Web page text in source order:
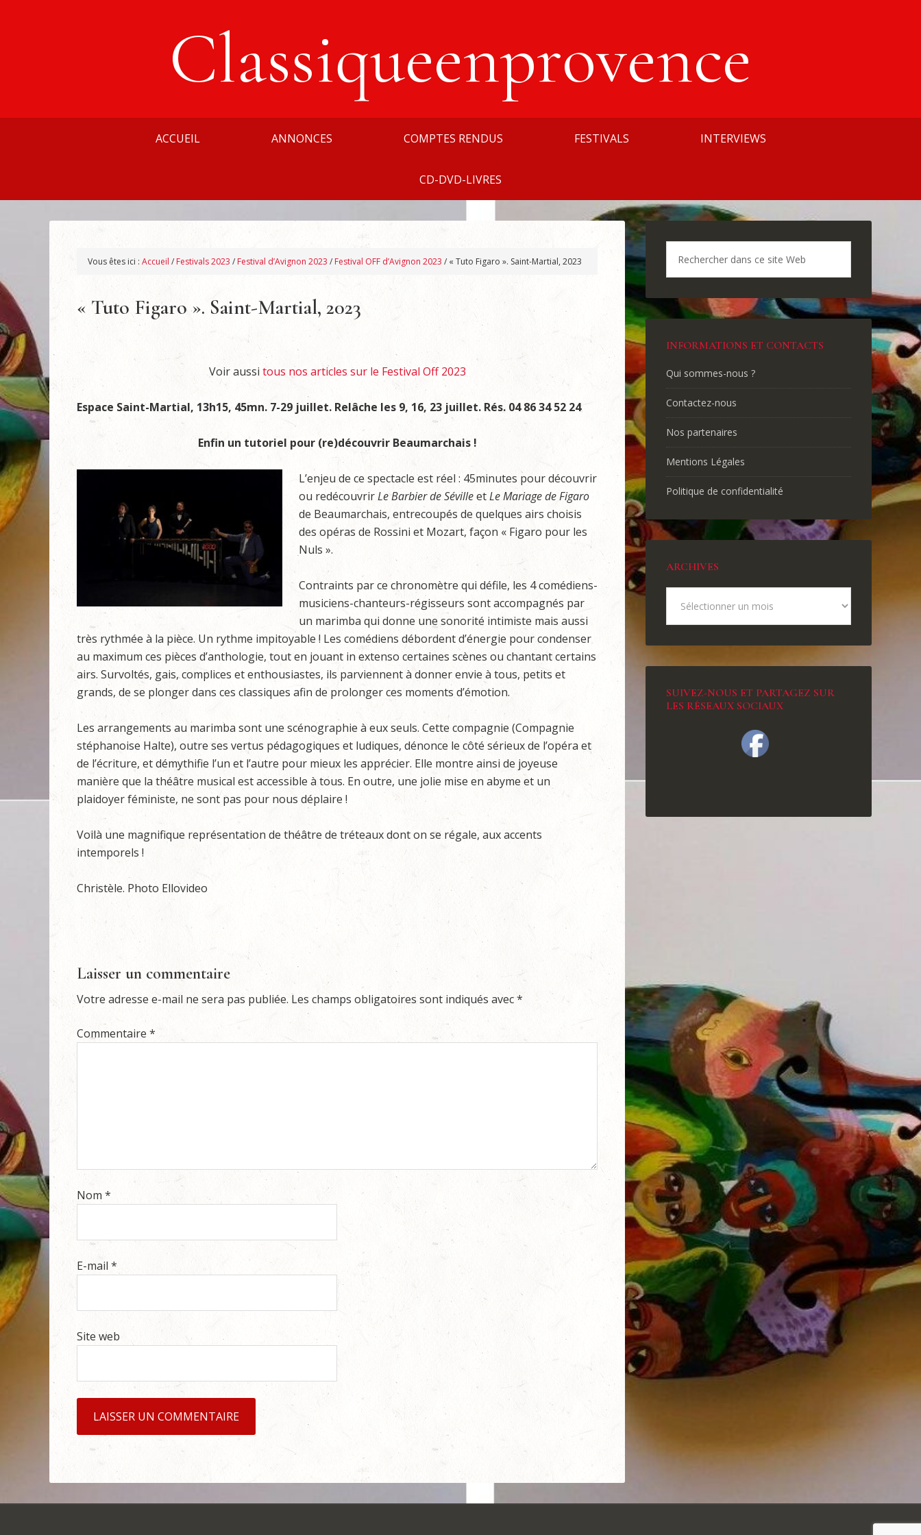
Classiqueenprovence
ACCUEIL ANNONCES COMPTES RENDUS FESTIVALS INTERVIEWS
CD-DVD-LIVRES
Vous êtes ici : Accueil / Festivals 2023 / Festival d’Avignon 2023 / Festival OFF d’Avignon 2023 / « Tuto Figaro ». Saint-Martial, 2023
« Tuto Figaro ». Saint-Martial, 2023
Voir aussi tous nos articles sur le Festival Off 2023
Espace Saint-Martial, 13h15, 45mn. 7-29 juillet. Relâche les 9, 16, 23 juillet. Rés. 04 86 34 52 24
Enfin un tutoriel pour (re)découvrir Beaumarchais !
L’enjeu de ce spectacle est réel : 45minutes pour découvrir
ou redécouvrirLe Barbier de SévilleetLe Mariage de Figaro
de Beaumarchais, entrecoupés de quelques airs choisis
des opéras de Rossini et Mozart, façon « Figaro pour les
Nuls ».
Contraints par ce chronomètre qui défile, les 4 comédiens-
musiciens-chanteurs-régisseurs sont accompagnés par
un marimba qui donne une sonorité intimiste mais aussi
très rythmée à la pièce. Un rythme impitoyable ! Les comédiens débordent d’énergie pour condenser
au maximum ces pièces d’anthologie, tout en jouant in extenso certaines scènes ou chantant certains
airs. Survoltés, gais, complices et enthousiastes, ils parviennent à donner envie à tous, petits et
grands, de se plonger dans ces classiques afin de prolonger ces moments d’émotion.
Les arrangements au marimba sont une scénographie à eux seuls. Cette compagnie (Compagnie
stéphanoise Halte), outre ses vertus pédagogiques et ludiques, dénonce le côté sérieux de l’opéra et
de l’écriture, et démythifie l’un et l’autre pour mieux les apprécier. Elle montre ainsi de joyeuse
manière que la théâtre musical est accessible à tous. En outre, une jolie mise en abyme et un
plaidoyer féministe, ne sont pas pour nous déplaire !
Voilà une magnifique représentation de théâtre de tréteaux dont on se régale, aux accents
intemporels !
Christèle. Photo Ellovideo
Laisser un commentaire
Votre adresse e-mail ne sera pas publiée. Les champs obligatoires sont indiqués avec*
Commentaire *
Nom *
E-mail *
Site web
INFORMATIONS ET CONTACTS
Qui sommes-nous ?
Contactez-nous
Nos partenaires
Mentions Légales
Politique de confidentialité
ARCHIVES
SUIVEZ-NOUS ET PARTAGEZ SUR
LES RÉSEAUX SOCIAUX